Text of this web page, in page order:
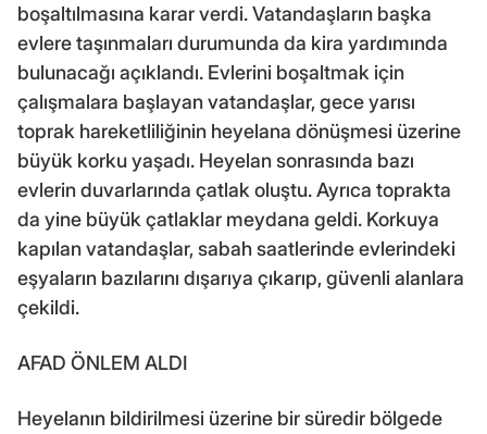
boşaltılmasına karar verdi. Vatandaşların başka
evlere taşınmaları durumunda da kira yardımında
bulunacağı açıklandı. Evlerini boşaltmak için
çalışmalara başlayan vatandaşlar, gece yarısı
toprak hareketliliğinin heyelana dönüşmesi üzerine
büyük korku yaşadı. Heyelan sonrasında bazı
evlerin duvarlarında çatlak oluştu. Ayrıca toprakta
da yine büyük çatlaklar meydana geldi. Korkuya
kapılan vatandaşlar, sabah saatlerinde evlerindeki
eşyaların bazılarını dışarıya çıkarıp, güvenli alanlara
çekildi.
AFAD ÖNLEM ALDI
Heyelanın bildirilmesi üzerine bir süredir bölgede